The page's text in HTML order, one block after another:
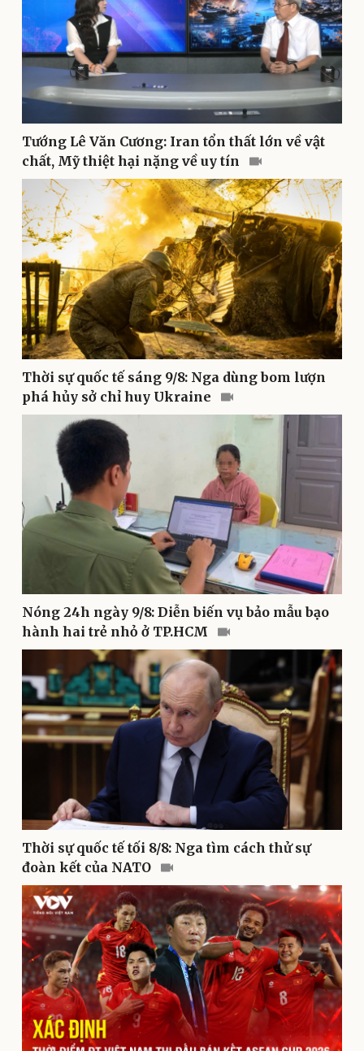
Thể thao
Bóng đá
Lịch thi đấu bóng đá
Thế giới thể thao
eSports
Hậu trường
Ô tô - Xe máy
Ô tô
Xe máy
Tư vấn
Doanh nghiệp
Thông tin doanh nghiệp
Doanh nghiệp 24h
Doanh nhân
Vì cộng đồng
Công nghệ
Sành điệu
Tin Công nghệ
Chuyển đổi số
Sức khỏe
Dinh dưỡng - món ngon
Cây thuốc
Sản phụ khoa
Nhi khoa
Phòng mạch online
Ăn sạch sống khỏe
Đời sống
Nhà đẹp
Blog
Tình yêu - Gia đình
Tướng Lê Văn Cương: Iran tổn thất lớn về vật
chất, Mỹ thiệt hại nặng về uy tín
Thời sự quốc tế sáng 9/8: Nga dùng bom lượn
phá hủy sở chỉ huy Ukraine
Nóng 24h ngày 9/8: Diễn biến vụ bảo mẫu bạo
hành hai trẻ nhỏ ở TP.HCM
Thời sự quốc tế tối 8/8: Nga tìm cách thử sự
đoàn kết của NATO